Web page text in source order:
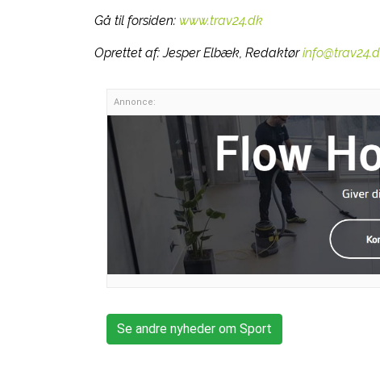
Gå til forsiden: www.trav24.dk
Oprettet af:Jesper Elbæk, Redaktør
Annonce:
Se andre nyheder om Sport